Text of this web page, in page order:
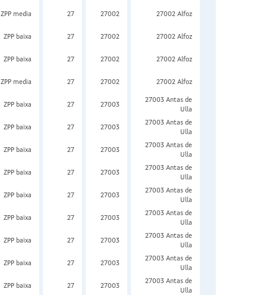
ZPP media 27 27002 27002 Alfoz
ZPP baixa 27 27002 27002 Alfoz
ZPP baixa 27 27002 27002 Alfoz
ZPP media 27 27002 27002 Alfoz
ZPP baixa 27 27003
27003 Antas de
Ulla
ZPP baixa 27 27003
27003 Antas de
Ulla
ZPP baixa 27 27003
27003 Antas de
Ulla
ZPP baixa 27 27003
27003 Antas de
Ulla
ZPP baixa 27 27003
27003 Antas de
Ulla
ZPP baixa 27 27003
27003 Antas de
Ulla
ZPP baixa 27 27003
27003 Antas de
Ulla
ZPP baixa 27 27003
27003 Antas de
Ulla
ZPP baixa 27 27003
27003 Antas de
Ulla